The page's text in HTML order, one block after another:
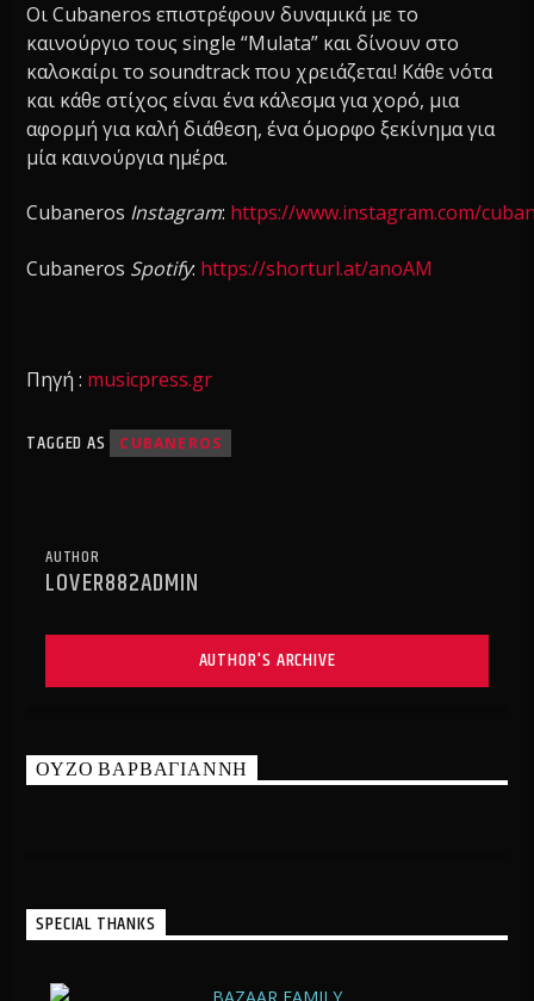
Οι Cubaneros επιστρέφουν δυναμικά με το
καινούργιο τους single “Mulata” και δίνουν στο
καλοκαίρι το soundtrack που χρειάζεται! Κάθε νότα
και κάθε στίχος είναι ένα κάλεσμα για χορό, μια
αφορμή για καλή διάθεση, ένα όμορφο ξεκίνημα για
μία καινούργια ημέρα.
Cubaneros Instagram: https://www.instagram.com/
Cubaneros Spotify: https://shorturl.at/anoAM
Πηγή : musicpress.gr
TAGGED AS CUBANEROS
AUTHOR
LOVER882ADMIN
AUTHOR'S ARCHIVE
ΟΥΖΟ ΒΑΡΒΑΓΙΑΝΝΗ
SPECIAL THANKS